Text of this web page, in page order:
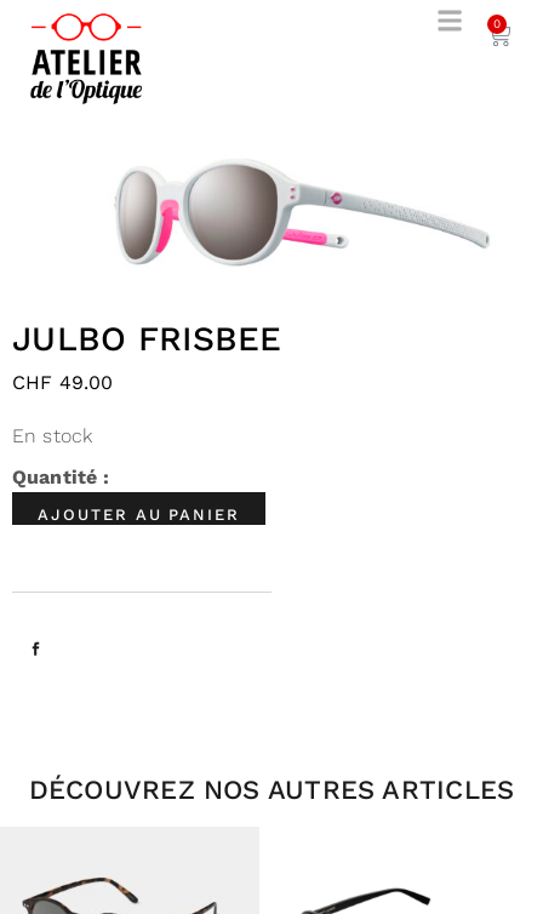
0
JULBO FRISBEE
CHF 49.00
En stock
AJOUTER AU PANIER
DÉCOUVREZ NOS AUTRES ARTICLES